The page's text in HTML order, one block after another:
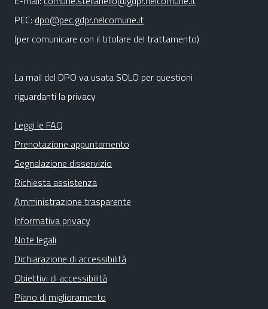
PEC: dpo@pec.gdpr.nelcomune.it
(per comunicare con il titolare del trattamento)
La mail del DPO va usata SOLO per questioni
riguardanti la privacy
Leggi le FAQ
Prenotazione appuntamento
Segnalazione disservizio
Richiesta assistenza
Amministrazione trasparente
Informativa privacy
Note legali
Dichiarazione di accessibilità
Obiettivi di accessibilità
Piano di miglioramento